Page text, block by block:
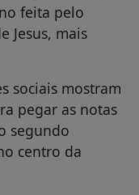
feita pelo
Jesus, mais
sociais mostram
pegar as notas
segundo
centro da